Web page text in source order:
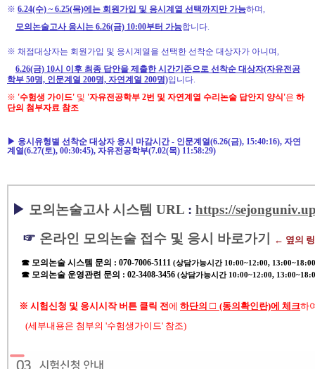
※ 6.24(수) ~ 6.25(목)에는 회원가입 및 응시계열 선택까지만 가능하며,
모의논술고사 응시는 6.26(금) 10:00부터 가능합니다.
※ 채점대상자는 회원가입 및 응시계열을 선택한 선착순 대상자가 아니며,
6.26(금) 10시 이후 최종 답안을 제출한 시간기준으로 선착순 대상자(자유전공
학부 50명, 인문계열 200명, 자연계열 200명)입니다.
※ '수험생 가이드' 및 '자유전공학부 2번 및 자연계열 수리논술 답안지 양식'은 하
단의 첨부자료 참조
▶ 응시유형별 선착순 대상자 응시 마감시간 - 인문계열(6.26(금), 15:40:16), 자연
계열(6.27(토), 00:30:45), 자유전공학부(7.02(목) 11:58:29)
▶ 모의논술고사 시스템 URL : https://
☞ 온라인 모의논술 접수 및 응시 바로가기 ← 옆의
☎ 모의논술 시스템 문의 : 070-7006-5111 (상담가능시간 10:00~12:00,
☎ 모의논술 운영관련 문의 : 02-3408-3456 (상담가능시간 10:00~12:00,
※ 시험신청 및 응시시작 버튼 클릭 전에 하단의 □ (동의확인란)에 체크하
(세부내용은 첨부의 '수험생가이드' 참조)